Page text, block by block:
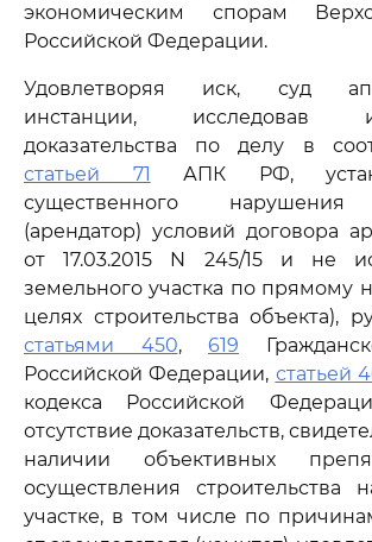
экономическим спорам
Российской Федерации.
Удовлетворяя иск, суд
инстанции,
доказательства по делу в
статьей 71 АПК РФ,
существенного нарушения
(арендатор) условий договора
от 17.03.2015 N 245/15 и не
земельного участка по прямому
целях строительства объекта),
статьями 450, 619
Российской Федерации, статьей
кодекса Российской
отсутствие доказательств,
наличии объективных
осуществления строительства
участке, в том числе по